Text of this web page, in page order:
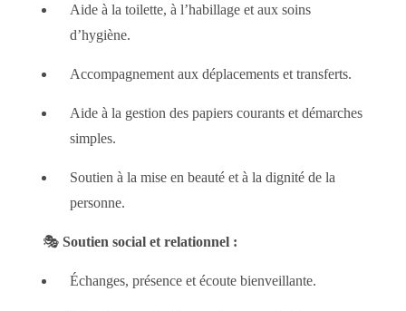
Aide à la toilette, à l’habillage et aux soins
d’hygiène.
Accompagnement aux déplacements et transferts.
Aide à la gestion des papiers courants et démarches
simples.
Soutien à la mise en beauté et à la dignité de la
personne.
🎭Soutien social et relationnel :
Échanges, présence et écoute bienveillante.